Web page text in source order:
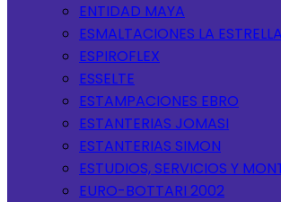
ENTIDAD MAYA
ESMALTACIONES LA
ESPIROFLEX
ESSELTE
ESTAMPACIONES EBRO
ESTANTERIAS JOMASI
ESTANTERIAS SIMON
ESTUDIOS, SERVICIOS Y
EURO-BOTTARI 2002